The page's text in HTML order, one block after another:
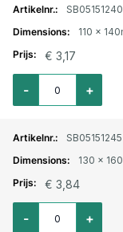
SB05151240
110 x
€ 3,17
Aantal voor
+
-
SB05151245
130 x
€ 3,84
Aantal voor
+
-